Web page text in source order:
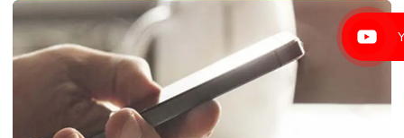
AUTOMAÇÃO
DE
AUTOMAÇÃO
ILUMINAÇÃO
RESIDENCIAL